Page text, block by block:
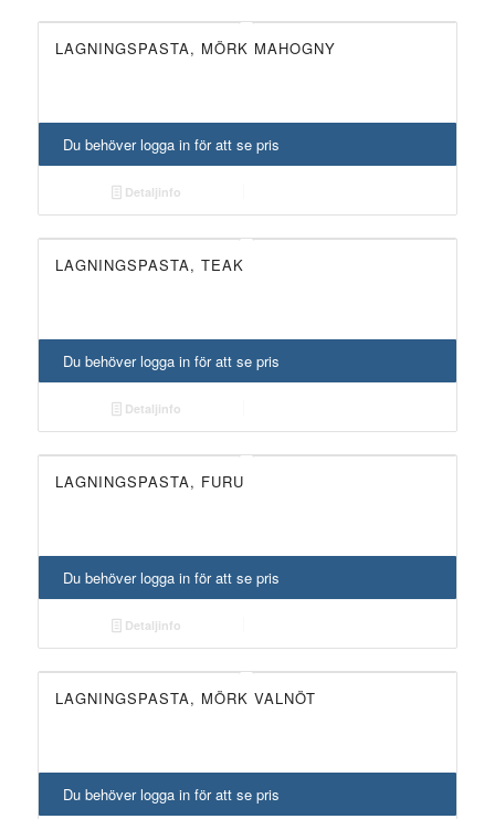
LAGNINGSPASTA, MÖRK MAHOGNY
Du behöver logga in för att se pris
Detaljinfo
LAGNINGSPASTA, TEAK
Du behöver logga in för att se pris
Detaljinfo
LAGNINGSPASTA, FURU
Du behöver logga in för att se pris
Detaljinfo
LAGNINGSPASTA, MÖRK VALNÖT
Du behöver logga in för att se pris